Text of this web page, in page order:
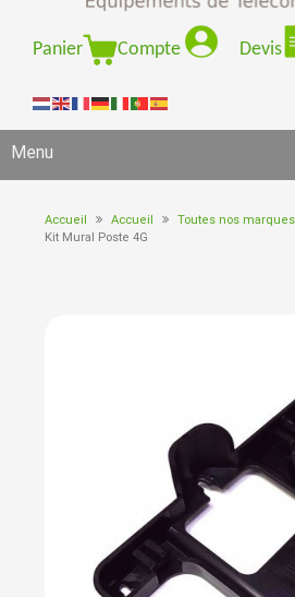
Panier Compte Devis
Menu
Accueil Accueil Toutes nos marques
Kit Mural Poste 4G